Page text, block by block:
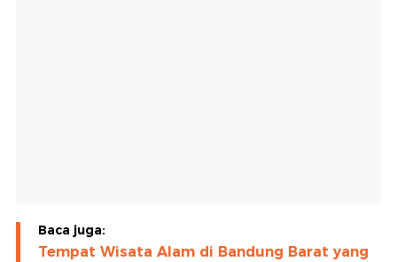
Baca juga:
Tempat Wisata Alam di Bandung Barat yang